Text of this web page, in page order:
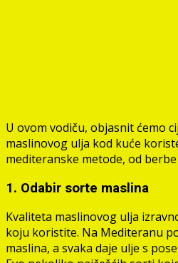
U ovom vodiču, objasnit ćemo
maslinovog ulja kod kuće
mediteranske metode, od
1. Odabir sorte maslina
Kvaliteta maslinovog ulja
koju koristite. Na Mediteranu
maslina, a svaka daje ulje s